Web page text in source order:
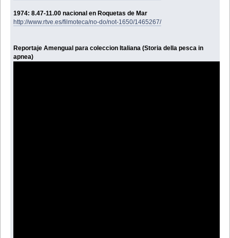
1974: 8.47-11.00 nacional en Roquetas de Mar
http://www.rtve.es/filmoteca/no-do/not-1650/1465267/
Reportaje Amengual para coleccion Italiana (Storia della pesca in
apnea)